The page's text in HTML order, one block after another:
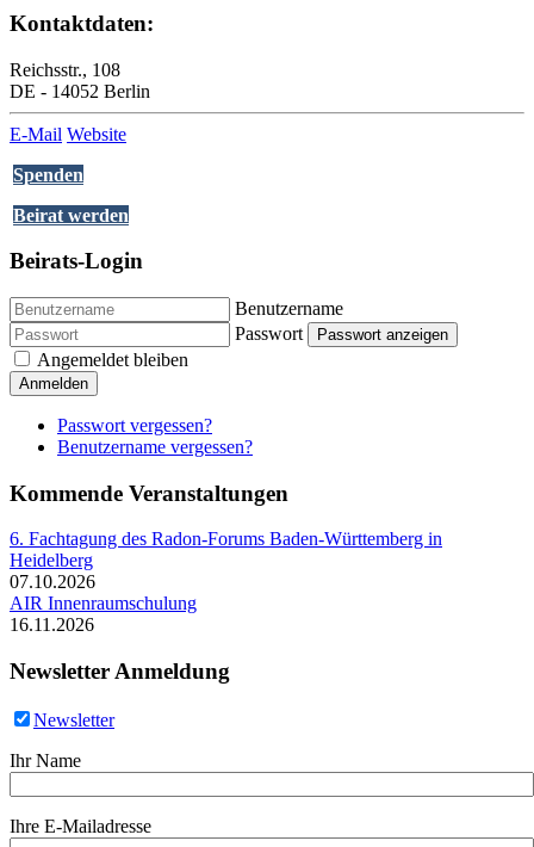
Kontaktdaten:
Reichsstr., 108
DE - 14052 Berlin
E-Mail Website
Spenden
Beirat werden
Beirats-Login
Benutzername
Passwort
Passwort anzeigen
Angemeldet bleiben
Anmelden
Passwort vergessen?
Benutzername vergessen?
Kommende Veranstaltungen
6. Fachtagung des Radon-Forums Baden-Württemberg in
Heidelberg
07.10.2026
AIR Innenraumschulung
16.11.2026
Newsletter Anmeldung
Newsletter
Ihr Name
Ihre E-Mailadresse